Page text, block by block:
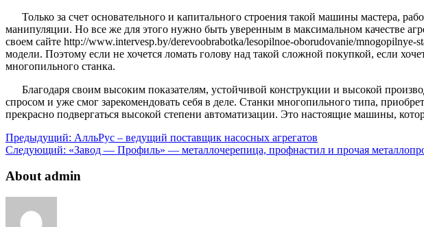
Только за счет основательного и капитального строения такой машины мастера,
манипуляции. Но все же для этого нужно быть уверенным в максимальном качестве
своем сайте http://www.intervesp.by/derevoobrabotka/lesopilnoe-oborudovanie/
модели. Поэтому если не хочется ломать голову над такой сложной покупкой, если
многопильного станка.
Благодаря своим высоким показателям, устойчивой конструкции и высокой
спросом и уже смог зарекомендовать себя в деле. Станки многопильного типа,
прекрасно подвергаться высокой степени автоматизации. Это настоящие машины,
Предыдущий: АлльРус – ведущий поставщик насосных агрегатов
Следующий: «Завод — Профиль» — металлочерепица, профнастил и прочая
About admin